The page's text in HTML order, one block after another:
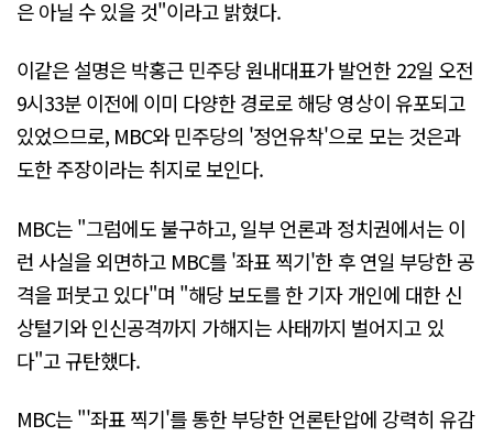
은 아닐 수 있을 것"이라고 밝혔다.
이같은 설명은 박홍근 민주당 원내대표가 발언한 22일 오전
9시33분 이전에 이미 다양한 경로로 해당 영상이 유포되고
있었으므로, MBC와 민주당의 '정언유착'으로 모는 것은과
도한 주장이라는 취지로 보인다.
MBC는 "그럼에도 불구하고, 일부 언론과 정치권에서는 이
런 사실을 외면하고 MBC를 '좌표 찍기'한 후 연일 부당한 공
격을 퍼붓고 있다"며 "해당 보도를 한 기자 개인에 대한 신
상털기와 인신공격까지 가해지는 사태까지 벌어지고 있
다"고 규탄했다.
MBC는 "'좌표 찍기'를 통한 부당한 언론탄압에 강력히 유감